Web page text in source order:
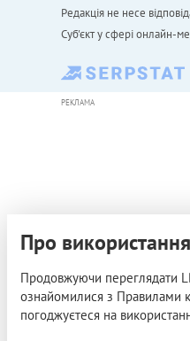
Редакція не несе
Cуб'єкт у сфері онлайн-
РЕКЛАМА
Про
Продовжуючи переглядати
ознайомилися з Правилами
погоджуєтеся на